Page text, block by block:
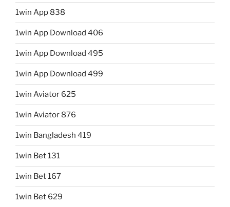
1win App 838
1win App Download 406
1win App Download 495
1win App Download 499
1win Aviator 625
1win Aviator 876
1win Bangladesh 419
1win Bet 131
1win Bet 167
1win Bet 629